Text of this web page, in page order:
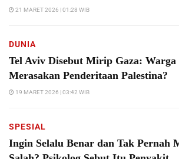
21 MARET 2026 | 01:28 WIB
DUNIA
Tel Aviv Disebut Mirip Gaza:
Merasakan Penderitaan Palestina?
19 MARET 2026 | 03:42 WIB
SPESIAL
Ingin Selalu Benar dan Tak Pernah